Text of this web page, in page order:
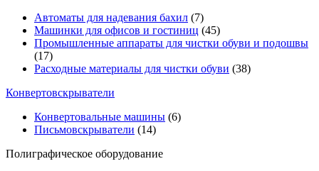
Автоматы для надевания бахил (7)
Машинки для офисов и гостиниц (45)
Промышленные аппараты для чистки обуви и подошвы
(17)
Расходные материалы для чистки обуви (38)
Конвертовскрыватели
Конвертовальные машины (6)
Письмовскрыватели (14)
Полиграфическое оборудование